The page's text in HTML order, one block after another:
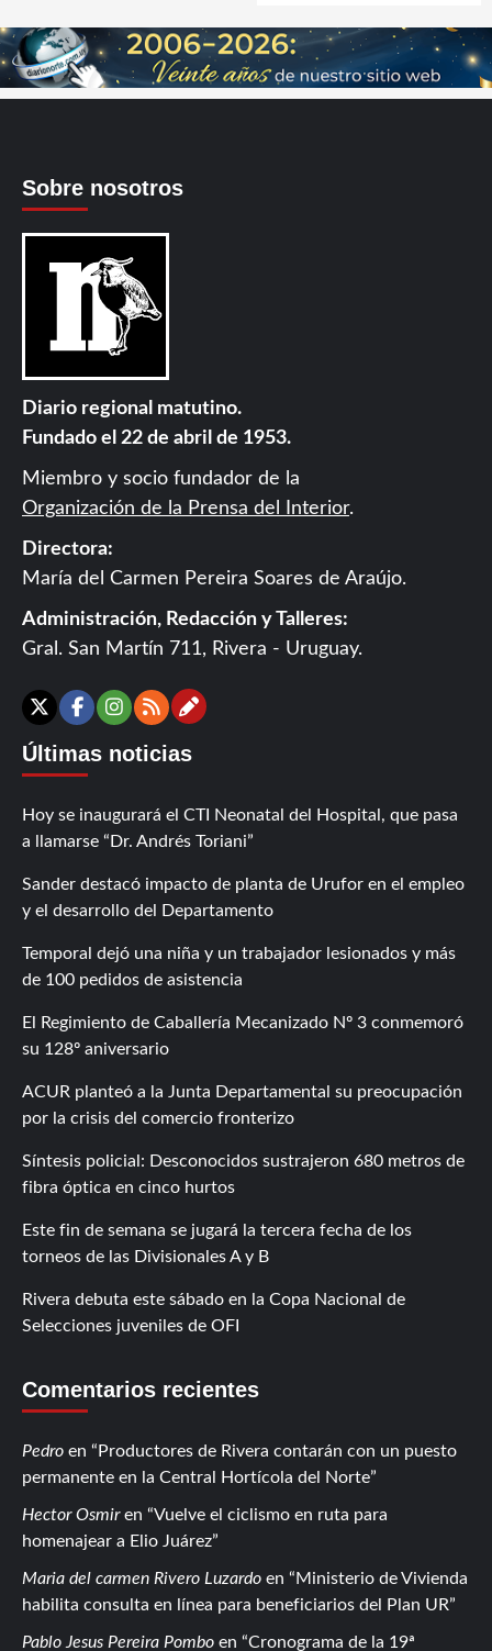
Sobre nosotros
Diario regional matutino.
Fundado el 22 de abril de 1953.
Miembro y socio fundador de la
Organización de la Prensa del Interior.
Directora:
María del Carmen Pereira Soares de Araújo.
Administración, Redacción y Talleres:
Gral. San Martín 711, Rivera - Uruguay.
X Facebook
Instagram
RSSContáctanos
Últimas noticias
Hoy se inaugurará el CTI Neonatal del Hospital, que pasa
a llamarse “Dr. Andrés Toriani”
Sander destacó impacto de planta de Urufor en el empleo
y el desarrollo del Departamento
Temporal dejó una niña y un trabajador lesionados y más
de 100 pedidos de asistencia
El Regimiento de Caballería Mecanizado Nº 3 conmemoró
su 128º aniversario
ACUR planteó a la Junta Departamental su preocupación
por la crisis del comercio fronterizo
Síntesis policial: Desconocidos sustrajeron 680 metros de
fibra óptica en cinco hurtos
Este fin de semana se jugará la tercera fecha de los
torneos de las Divisionales A y B
Rivera debuta este sábado en la Copa Nacional de
Selecciones juveniles de OFI
Comentarios recientes
Pedro en
Productores de Rivera contarán con un puesto
permanente en la Central Hortícola del Norte
Hector Osmiren
Vuelve el ciclismo en ruta para
homenajear a Elio Juárez
Maria del carmen Rivero Luzardo en
Ministerio de Vivienda
habilita consulta en línea para beneficiarios del Plan UR
Pablo Jesus Pereira Pombo en Cronograma de la 19ª